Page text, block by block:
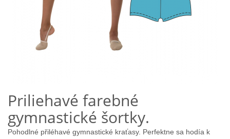
Priliehavé farebné
gymnastické šortky.
Pohodlné přiléhavé gymnastické kraťasy. Perfektne sa hodía k